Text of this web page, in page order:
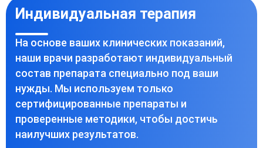
Индивидуальная терапия
На основе ваших клинических показаний,
наши врачи разработают индивидуальный
состав препарата специально под ваши
нужды. Мы используем только
сертифицированные препараты и
проверенные методики, чтобы достичь
наилучших результатов.